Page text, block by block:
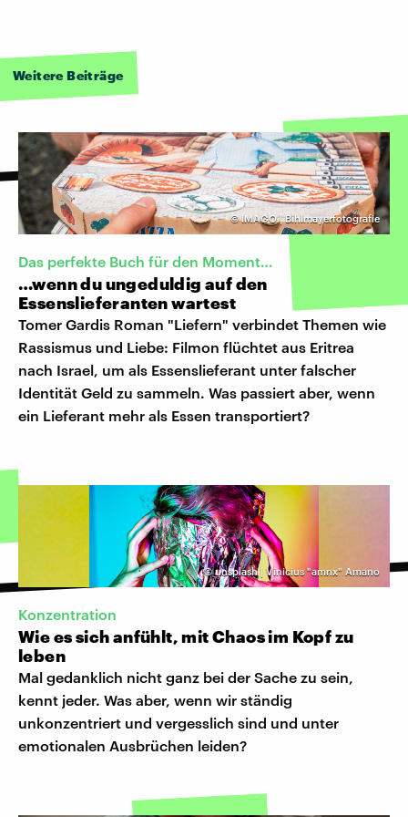
Weitere Beiträge
©IMAGO | Bihlmayerfotografie
Das perfekte Buch für den Moment…
…wenn du ungeduldig auf den
Essenslieferanten wartest
Tomer Gardis Roman "Liefern" verbindet Themen wie
Rassismus und Liebe: Filmon flüchtet aus Eritrea
nach Israel, um als Essenslieferant unter falscher
Identität Geld zu sammeln. Was passiert aber, wenn
ein Lieferant mehr als Essen transportiert?
©unsplash | Vinicius "amnx" Amano
Konzentration
Wie es sich anfühlt, mit Chaos im Kopf zu
leben
Mal gedanklich nicht ganz bei der Sache zu sein,
kennt jeder. Was aber, wenn wir ständig
unkonzentriert und vergesslich sind und unter
emotionalen Ausbrüchen leiden?